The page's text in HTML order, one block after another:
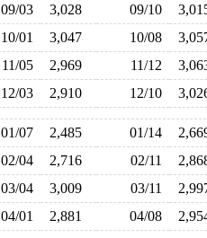
09/03 3,028 09/10
10/01 3,047 10/08
11/05 2,969 11/12
12/03 2,910 12/10
01/07 2,485 01/14
02/04 2,716 02/11
03/04 3,009 03/11
04/01 2,881 04/08